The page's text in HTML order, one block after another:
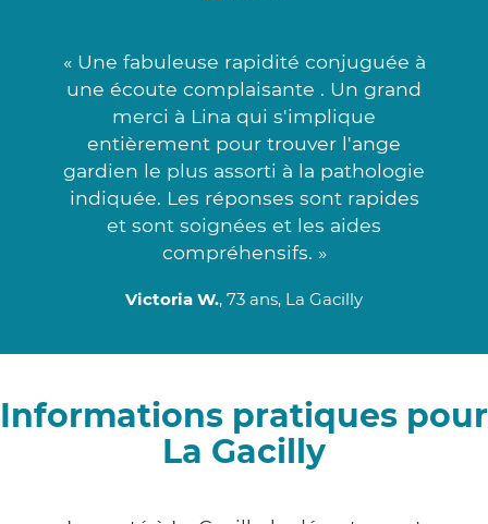
« Une fabuleuse rapidité conjuguée à
une écoute complaisante . Un grand
merci à Lina qui s'implique
entièrement pour trouver l'ange
gardien le plus assorti à la pathologie
indiquée. Les réponses sont rapides
et sont soignées et les aides
compréhensifs. »
Victoria W., 73 ans, La Gacilly
Informations pratiques pour
La Gacilly